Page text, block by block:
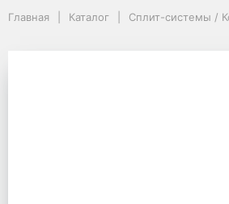
Мульти сплит-системы
Внутренний блок канального типа Lessar
Главная Каталог Сплит-системы /